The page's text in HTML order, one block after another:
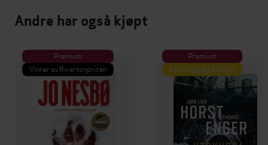
Andre har også kjøpt
Premium
Vinner av Rivertonprisen
Premium
Første gang på tilbud